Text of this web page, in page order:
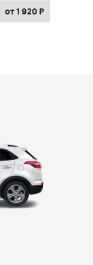
от 1 920 ₽